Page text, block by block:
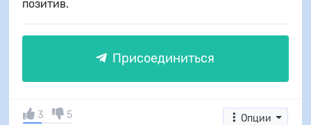
позитив.
Присоединиться
Опции
3 5